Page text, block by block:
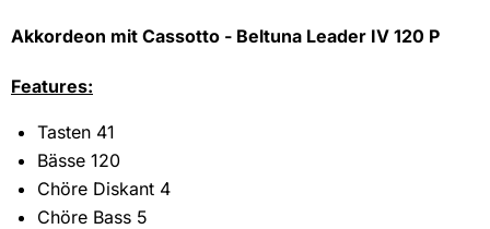
Akkordeon mit Cassotto - Beltuna Leader IV 120 P
Features:
Tasten 41
Bässe 120
Chöre Diskant 4
Chöre Bass 5